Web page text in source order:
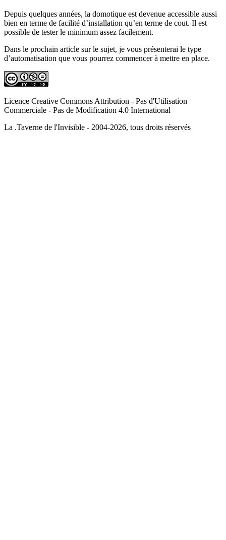
Depuis quelques années, la domotique est devenue accessible aussi
bien en terme de facilité d’installation qu’en terme de cout. Il est
possible de tester le minimum assez facilement.
Dans le prochain article sur le sujet, je vous présenterai le type
d’automatisation que vous pourrez commencer à mettre en place.
Licence Creative Commons Attribution - Pas d'Utilisation
Commerciale - Pas de Modification 4.0 International
La .Taverne de l'Invisible - 2004-2026, tous droits réservés